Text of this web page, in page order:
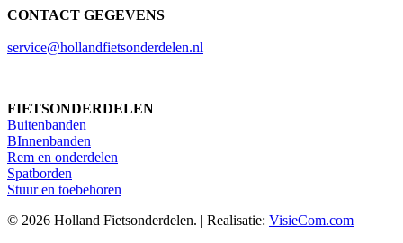
CONTACT GEGEVENS
service@hollandfietsonderdelen.nl
FIETSONDERDELEN
Buitenbanden
BInnenbanden
Rem en onderdelen
Spatborden
Stuur en toebehoren
© 2026 Holland Fietsonderdelen. | Realisatie: VisieCom.com